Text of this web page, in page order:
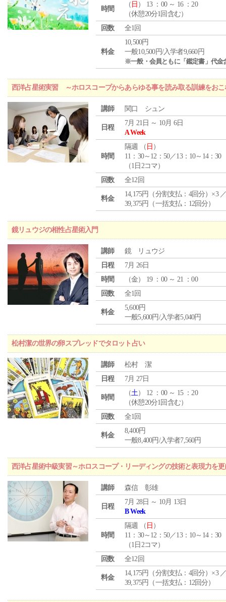
時間
（ 日 ） 13 ：00 ～ 16 ：20
（休憩20分1回含む）
回数
全1回
料金
10,500円
一般10,500円/入学者9,660円
※一般・会員ともに「鑑定書」代金
西洋占星術実習 ～ホロスコープからあらゆる事を読み取る訓練をおこ
講師 関口 シュン
日程
7月 21日 ～ 10月 6日
A Week
時間
隔週 （ 日 ）
11：30～12：50／13：10～14：30
（1日2コマ）
回数
全12回
料金
14,175円（分割支払：4回分）×3
39,375円（一括支払：12回分）
鏡リュウジの相性占星術入門
講師
鏡 リュウジ
日程
7月 26日
時間
（金） 19 ：00 ～ 21 ：00
回数
全1回
料金
5,600円
一般5,600円/入学者5,040円
松村潔の世界の卵スプレッドでタロット占い
講師
松村 潔
日程
7月 27日
時間
（土） 12 ：00 ～ 15 ：20
（休憩20分1回含む）
回数
全1回
料金
8,400円
一般8,400円/入学者7,560円
西洋占星術中級実習～ホロスコープ・リーディングの技術と表現力を
講師 森信 彰雄
日程
7月 28日 ～ 10月 13日
B Week
時間
隔週 （ 日 ）
11：30～12：50／13：10～14：30
（1日2コマ）
回数
全12回
料金
14,175円（分割支払：4回分）×3
39,375円（一括支払：12回分）